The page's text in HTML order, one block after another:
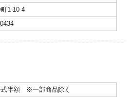
1-10-4
式半額 ※一部商品除く